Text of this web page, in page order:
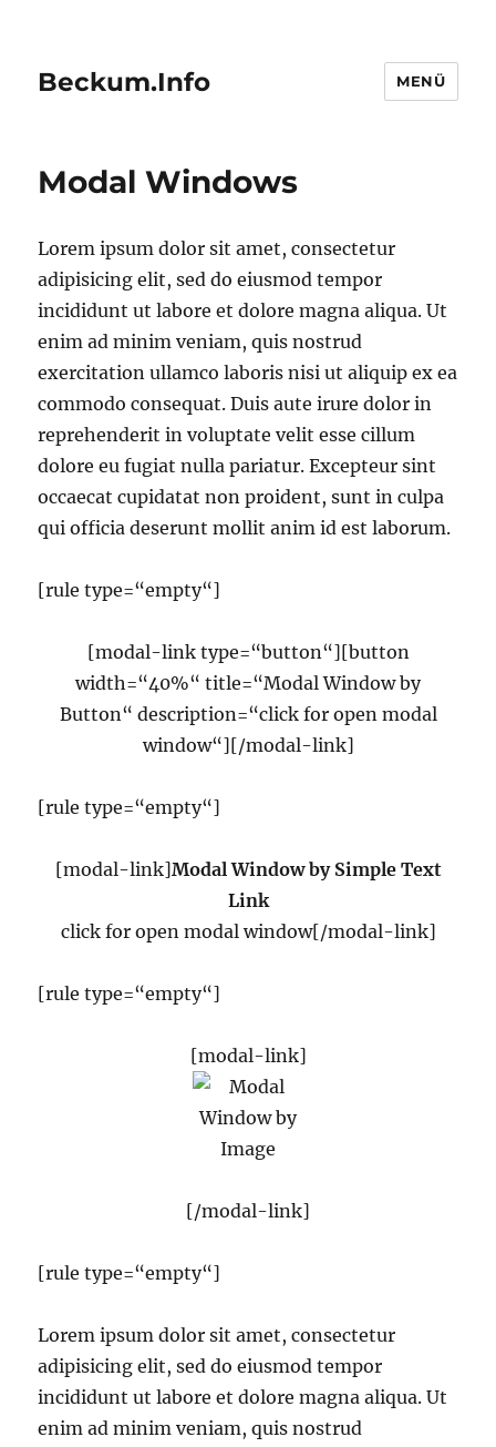
Beckum.Info MENÜ
Modal Windows
Lorem ipsum dolor sit amet, consectetur
adipisicing elit, sed do eiusmod tempor
incididunt ut labore et dolore magna aliqua. Ut
enim ad minim veniam, quis nostrud
exercitation ullamco laboris nisi ut aliquip ex ea
commodo consequat. Duis aute irure dolor in
reprehenderit in voluptate velit esse cillum
dolore eu fugiat nulla pariatur. Excepteur sint
occaecat cupidatat non proident, sunt in culpa
qui officia deserunt mollit anim id est laborum.
[rule type=“empty“]
[modal-link type=“button“][button
width=“40%“ title=“Modal Window by
Button“ description=“click for open modal
window“][/modal-link]
[rule type=“empty“]
[modal-link]Modal Window by Simple Text
Link
click for open modal window[/modal-link]
[rule type=“empty“]
[modal-link]
[/modal-link]
[rule type=“empty“]
Lorem ipsum dolor sit amet, consectetur
adipisicing elit, sed do eiusmod tempor
incididunt ut labore et dolore magna aliqua. Ut
enim ad minim veniam, quis nostrud